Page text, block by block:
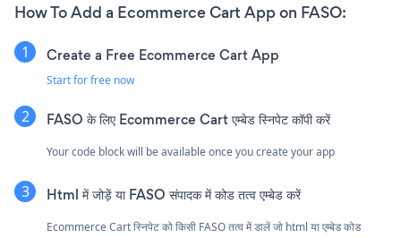
How To Add a Ecommerce Cart App on FASO:
Create a Free Ecommerce Cart App
Start for free now
FASO के लिए Ecommerce Cart एम्बेड स्निपेट कॉपी करें
Your code block will be available once you create your app
Html में जोड़ें या FASO संपादक में कोड तत्व एम्बेड करें
Ecommerce Cart स्निपेट को किसी FASO तत्व में डालें जो html या एम्बेड कोड